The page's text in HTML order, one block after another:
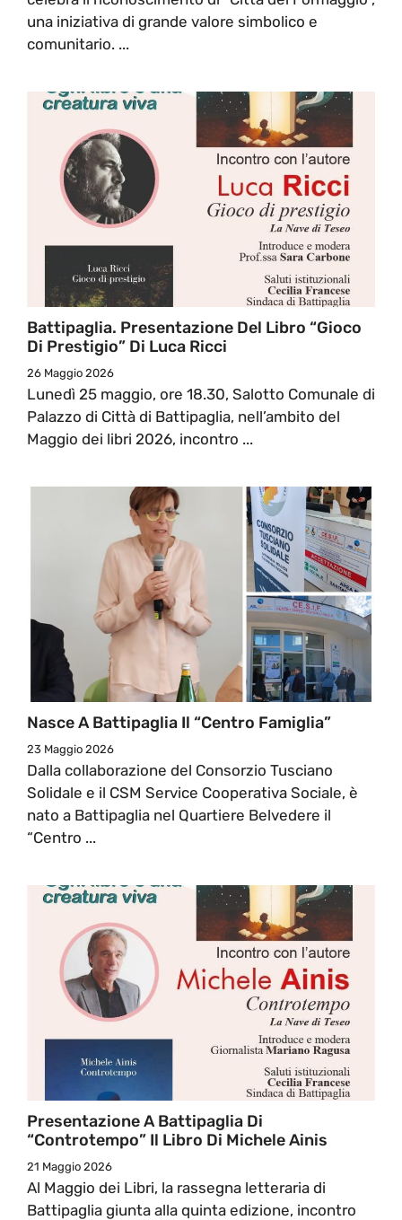
una iniziativa di grande valore simbolico e
comunitario. ...
Battipaglia. Presentazione Del Libro “Gioco
Di Prestigio” Di Luca Ricci
26 Maggio 2026
Lunedì 25 maggio, ore 18.30, Salotto Comunale di
Palazzo di Città di Battipaglia, nell’ambito del
Maggio dei libri 2026, incontro ...
Nasce A Battipaglia Il “Centro Famiglia”
23 Maggio 2026
Dalla collaborazione del Consorzio Tusciano
Solidale e il CSM Service Cooperativa Sociale, è
nato a Battipaglia nel Quartiere Belvedere il
“Centro ...
Presentazione A Battipaglia Di
“Controtempo” Il Libro Di Michele Ainis
21 Maggio 2026
Al Maggio dei Libri, la rassegna letteraria di
Battipaglia giunta alla quinta edizione, incontro